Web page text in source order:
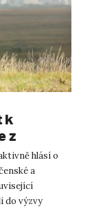
k
z
hlásí o
a
do výzvy